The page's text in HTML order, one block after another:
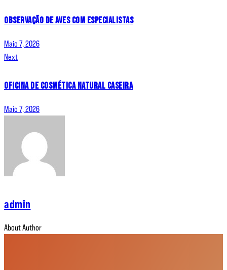
Observação de aves com especialistas
Maio 7, 2026
Next
Oficina de Cosmética Natural Caseira
Maio 7, 2026
admin
About Author